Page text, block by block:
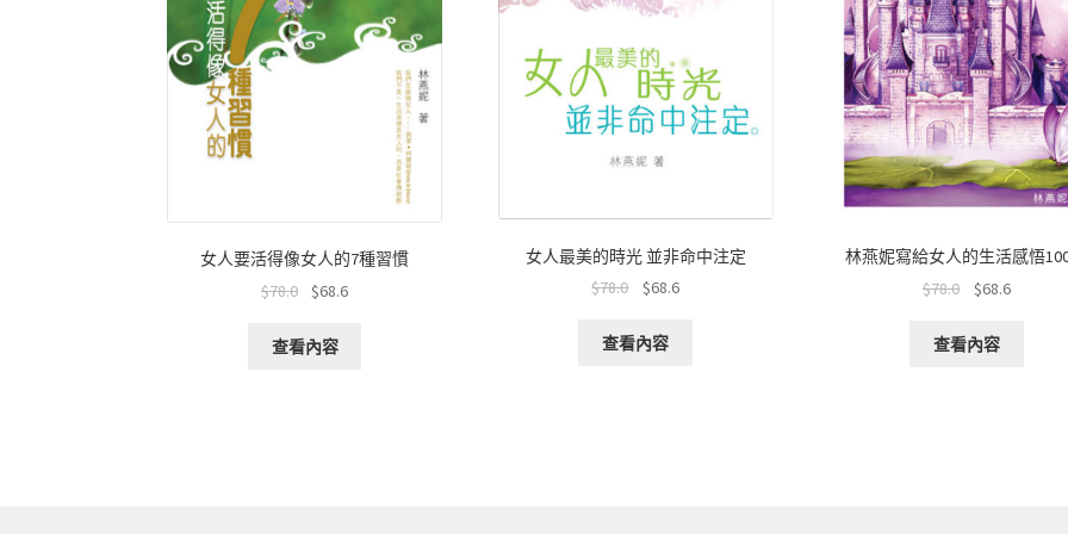
女人要活得像女人的7種習慣
$78.0 $68.6
查看內容
女人最美的時光 並非命中注定
$78.0 $68.6
查看內容
林燕妮寫給女人的生活感悟
$78.0 $68.6
查看內容